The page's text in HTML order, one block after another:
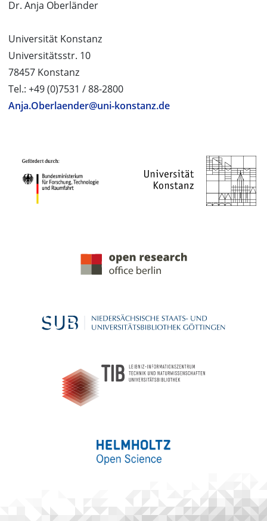
Dr. Anja Oberländer
Universität Konstanz
Universitätsstr. 10
78457 Konstanz
Tel.: +49 (0)7531 / 88-2800
Anja.Oberlaender@uni-konstanz.de